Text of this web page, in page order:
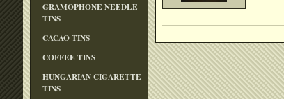
GRAMOPHONE NEEDLE
TINS
CACAO TINS
COFFEE TINS
HUNGARIAN CIGARETTE
TINS